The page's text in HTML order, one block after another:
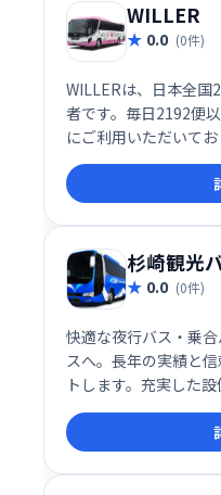
WILLER
0.0 (0件)
WILLERは、日本全国
者です。毎日2192便
にご利用いただいて
トします。WILLER
線で、快適な旅をお届
杉崎観光
0.0 (0件)
快適な夜行バス・乗
スへ。長年の実績と
トします。充実した
的地まで快適にお過
杉崎観光バスにお任せ